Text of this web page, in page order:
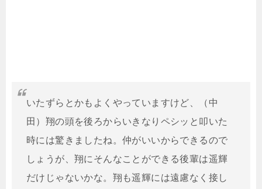
いたずらとかもよくやっていますけど、（中
田）翔の頭を後ろからいきなりペシッと叩いた
時には驚きましたね。仲がいいからできるので
しょうが、翔にそんなことができる後輩は遥輝
だけじゃないかな。翔も遥輝には遠慮なく接し